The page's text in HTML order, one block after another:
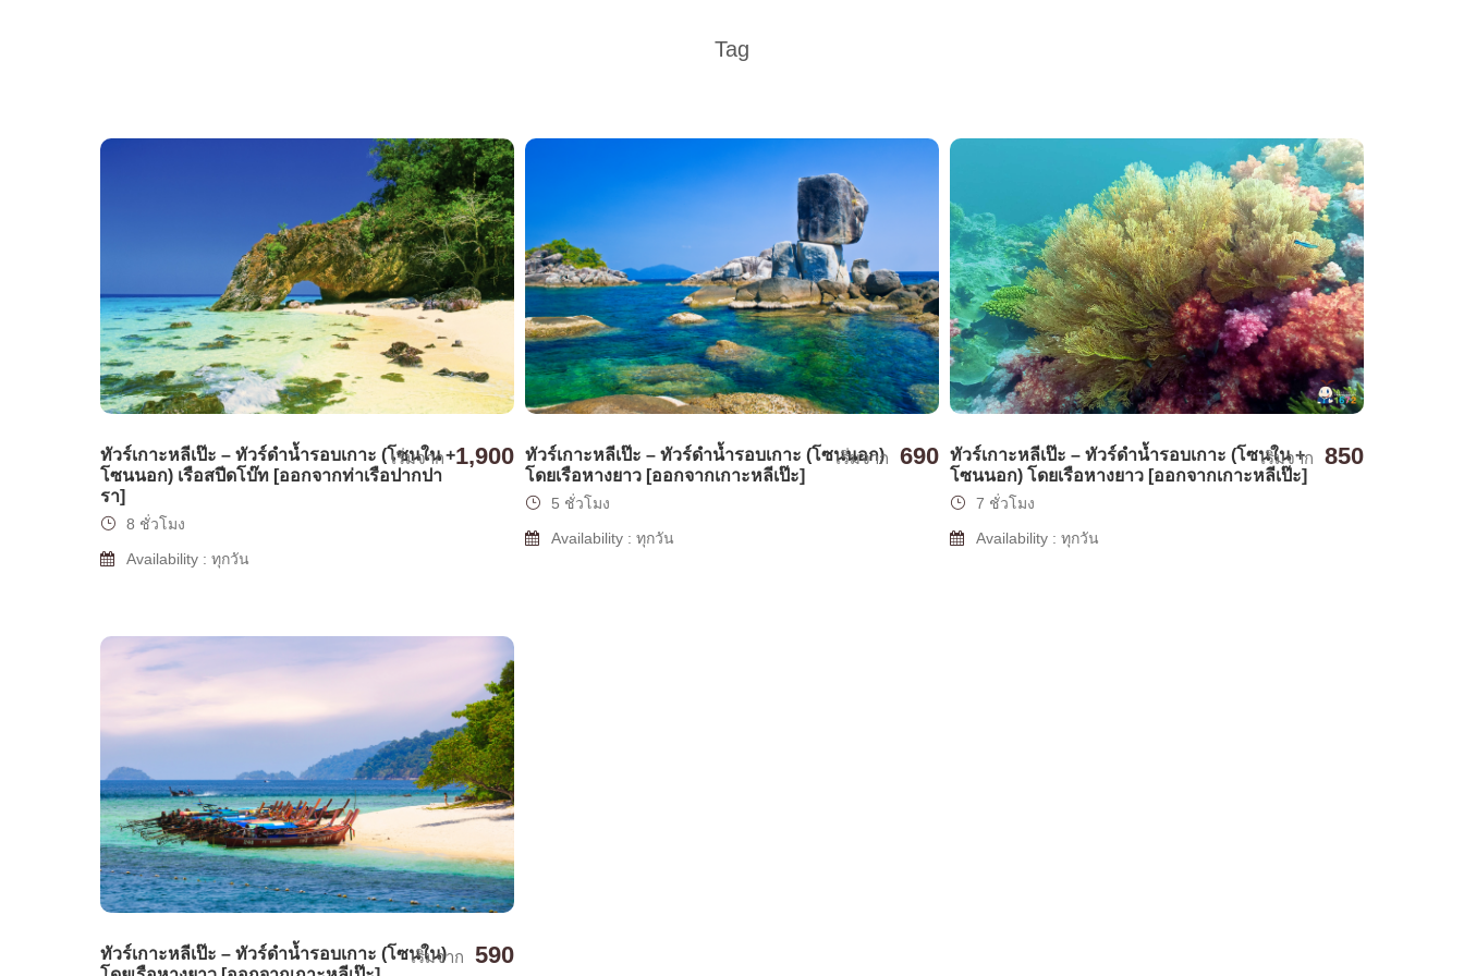
Tag
ทัวร์เกาะหลีเป๊ะ – ทัวร์ดำน้ำรอบเกาะ (โซนใน +
โซนนอก) เรือสปีดโบ๊ท [ออกจากท่าเรือปากปา
รา]
เริ่มจาก 1,900
8 ชั่วโมง
Availability : ทุกวัน
ทัวร์เกาะหลีเป๊ะ – ทัวร์ดำน้ำรอบเกาะ (โซนนอก)
โดยเรือหางยาว [ออกจากเกาะหลีเป๊ะ]
เริ่มจาก 690
5 ชั่วโมง
Availability : ทุกวัน
ทัวร์เกาะหลีเป๊ะ – ทัวร์ดำน้ำรอบเกาะ (โซนใน +
โซนนอก) โดยเรือหางยาว [ออกจากเกาะหลีเป๊ะ]
เริ่มจาก 850
7 ชั่วโมง
Availability : ทุกวัน
ทัวร์เกาะหลีเป๊ะ – ทัวร์ดำน้ำรอบเกาะ (โซนใน)
เริ่มจาก 590